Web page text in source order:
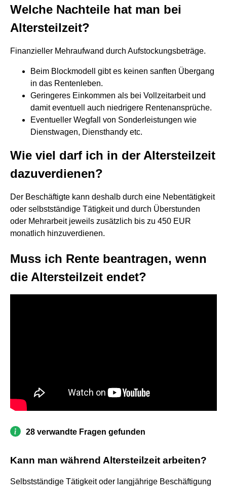
Welche Nachteile hat man bei
Altersteilzeit?
Finanzieller Mehraufwand durch Aufstockungsbeträge.
Beim Blockmodell gibt es keinen sanften Übergang
in das Rentenleben.
Geringeres Einkommen als bei Vollzeitarbeit und
damit eventuell auch niedrigere Rentenansprüche.
Eventueller Wegfall von Sonderleistungen wie
Dienstwagen, Diensthandy etc.
Wie viel darf ich in der Altersteilzeit
dazuverdienen?
Der Beschäftigte kann deshalb durch eine Nebentätigkeit
oder selbstständige Tätigkeit und durch Überstunden
oder Mehrarbeit jeweils zusätzlich bis zu 450 EUR
monatlich hinzuverdienen.
Muss ich Rente beantragen, wenn
die Altersteilzeit endet?
28 verwandte Fragen gefunden
Kann man während Altersteilzeit arbeiten?
Selbstständige Tätigkeit oder langjährige Beschäftigung